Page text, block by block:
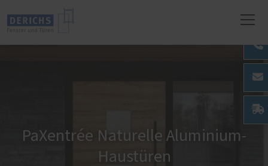
PaXentrée Naturelle Aluminium-
Haustüren